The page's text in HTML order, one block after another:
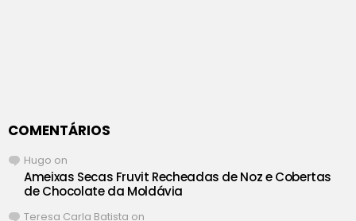
COMENTÁRIOS
Hugo on
Ameixas Secas Fruvit Recheadas de Noz e Cobertas
de Chocolate da Moldávia
Teresa Carla Batista on